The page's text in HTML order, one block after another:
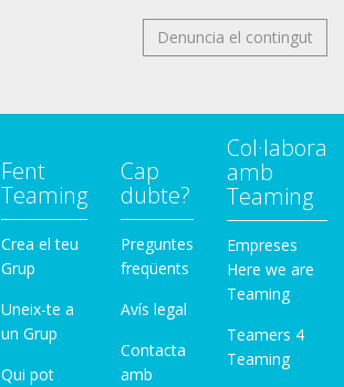
Denuncia el contingut
Fent
Teaming
Crea el teu
Grup
Uneix-te a
un Grup
Qui pot
Cap
dubte?
Preguntes
freqüents
Avís legal
Contacta
amb
Col·labora
amb
Teaming
Empreses
Here we are
Teaming
Teamers 4
Teaming